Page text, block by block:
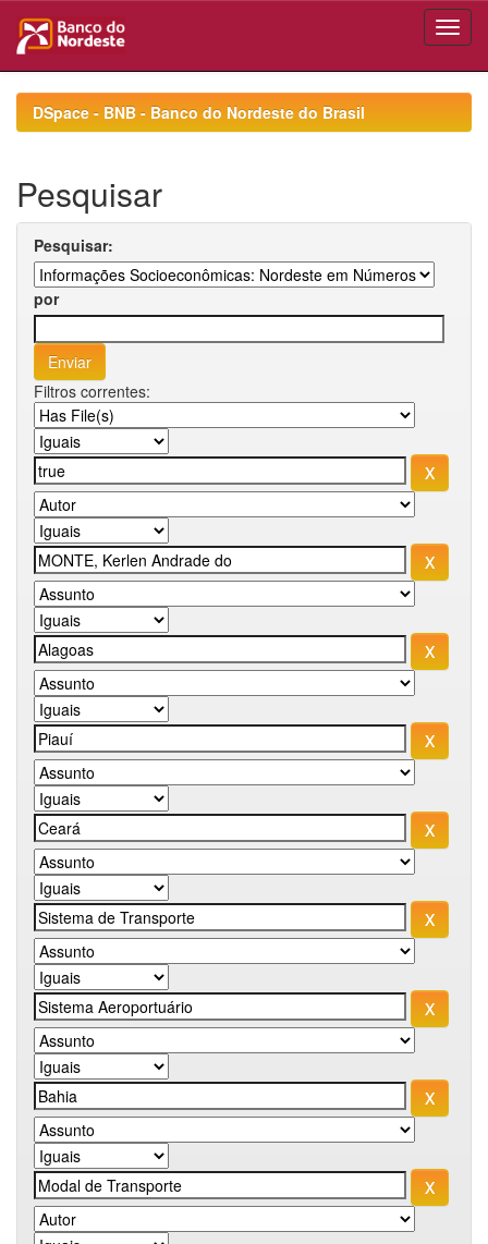
navigationDSpace - BNB - Banco do Nordeste do Brasil
Pesquisar
Pesquisar:
por
Filtros correntes: